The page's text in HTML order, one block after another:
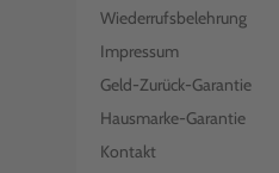
Wiederrufsbelehrung
Impressum
Geld-Zurück-Garantie
Hausmarke-Garantie
Kontakt